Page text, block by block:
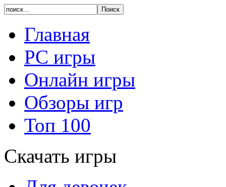
Главная
PC игры
Онлайн игры
Обзоры игр
Топ 100
Скачать игры